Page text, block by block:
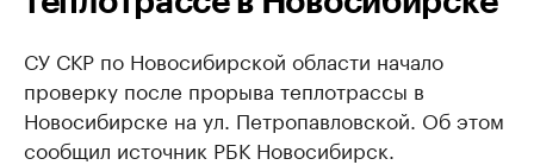
СУ СКР по Новосибирской области начало
проверку после прорыва теплотрассы в
Новосибирске на ул. Петропавловской. Об этом
сообщил источник РБК Новосибирск.